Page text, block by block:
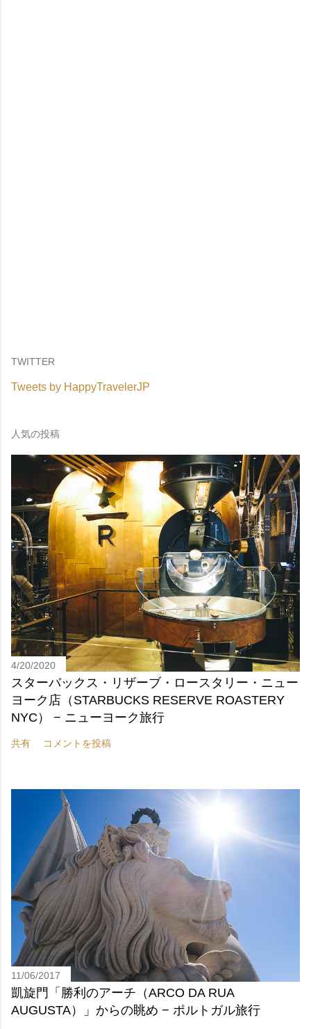
TWITTER
Tweets by HappyTravelerJP
人気の投稿
4/20/2020
スターバックス・リザーブ・ロースタリー・ニュー
ヨーク店（STARBUCKS RESERVE ROASTERY
NYC） − ニューヨーク旅行
共有 コメントを投稿
11/06/2017
凱旋門「勝利のアーチ（ARCO DA RUA
AUGUSTA）」からの眺め − ポルトガル旅行